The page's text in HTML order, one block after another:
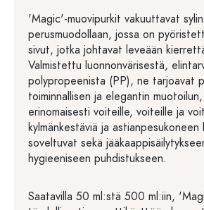
'Magic'-muovipurkit vakuuttavat
perusmuodollaan, jossa on
sivut, jotka johtavat leveään
Valmistettu luonnonvärisestä,
polypropeenista (PP), ne tarjoavat
toiminnallisen ja elegantin
erinomaisesti voiteille, voiteille ja
kylmänkestäviä ja
soveltuvat sekä
hygieeniseen puhdistukseen.
Saatavilla 50 ml:stä 500 ml:iin,